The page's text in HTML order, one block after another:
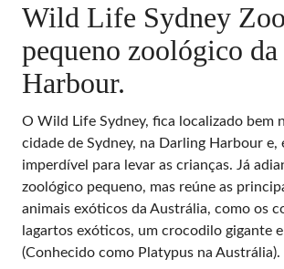
Wild Life Sydney
pequeno zoológico
Harbour.
O Wild Life Sydney, fica localizado bem
cidade de Sydney, na Darling Harbour e,
imperdível para levar as crianças. Já
zoológico pequeno, mas reúne as
animais exóticos da Austrália, como os
lagartos exóticos, um crocodilo gigante
(Conhecido como Platypus na Austrália).